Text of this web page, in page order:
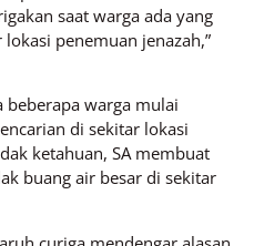
saat warga ada yang
penemuan jenazah,”
beberapa warga mulai
di sekitar lokasi
ketahuan, SA membuat
buang air besar di sekitar